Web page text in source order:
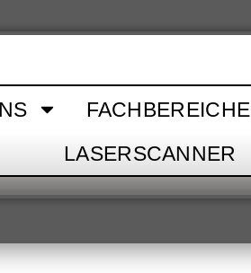
FACHBEREICHE
LASERSCANNER